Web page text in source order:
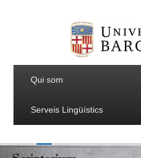
Qui som
Serveis Lingüístics